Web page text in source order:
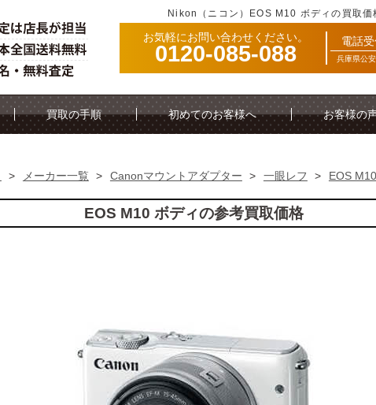
Nikon（ニコン）EOS M10 ボディの買取価
お気軽にお問い合わせください。
0120-085-088 電話
兵庫県公
買取の手順 初めてのお客様へ お客様の
> メーカー一覧 > Canonマウントアダプター > 一眼レフ > EOS
EOS M10 ボディの参考買取価格